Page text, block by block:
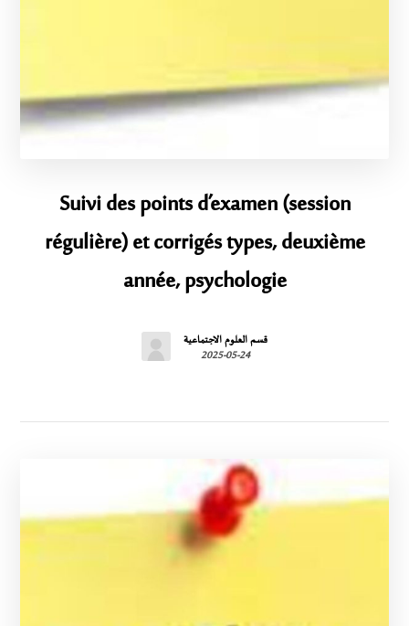
Suivi des points d’examen (session
régulière) et corrigés types, deuxième
année, psychologie
قسم العلوم الاجتماعية
2025-05-24